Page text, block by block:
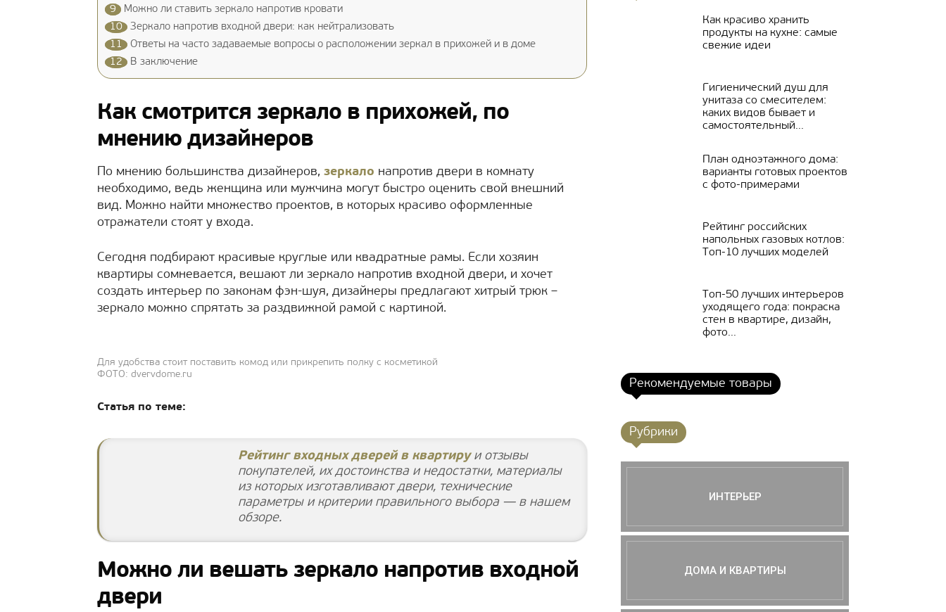
9
Можно ли ставить зеркало напротив кровати
10
Зеркало напротив входной двери: как нейтрализовать
11
Ответы на часто задаваемые вопросы о расположении зеркал в прихожей и в доме
12
В заключение
Как смотрится зеркало в прихожей, по
мнению дизайнеров
По мнению большинства дизайнеров, зеркало напротив двери в комнату
необходимо, ведь женщина или мужчина могут быстро оценить свой внешний
вид. Можно найти множество проектов, в которых красиво оформленные
отражатели стоят у входа.
Сегодня подбирают красивые круглые или квадратные рамы. Если хозяин
квартиры сомневается, вешают ли зеркало напротив входной двери, и хочет
создать интерьер по законам фэн-шуя, дизайнеры предлагают хитрый трюк –
зеркало можно спрятать за раздвижной рамой с картиной.
Для удобства стоит поставить комод или прикрепить полку с косметикой
ФОТО: dvervdome.ru
Статья по теме:
Рейтинг входных дверей в квартируи отзывы
покупателей, их достоинства и недостатки, материалы
из которых изготавливают двери, технические
параметры и критерии правильного выбора — в нашем
обзоре.
Можно ли вешать зеркало напротив входной
двери
Как красиво хранить
продукты на кухне: самые
свежие идеи
Гигиенический душ для
унитаза со смесителем:
каких видов бывает и
самостоятельный...
План одноэтажного дома:
варианты готовых проектов
с фото-примерами
Рейтинг российских
напольных газовых котлов:
Топ-10 лучших моделей
Топ-50 лучших интерьеров
уходящего года: покраска
стен в квартире, дизайн,
фото...
Рекомендуемые товары
Рубрики
ИНТЕРЬЕР
ДОМА И КВАРТИРЫ